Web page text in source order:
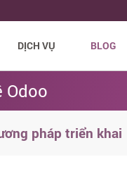
DỊCH VỤ BLOG
Odoo
pháp triển khai